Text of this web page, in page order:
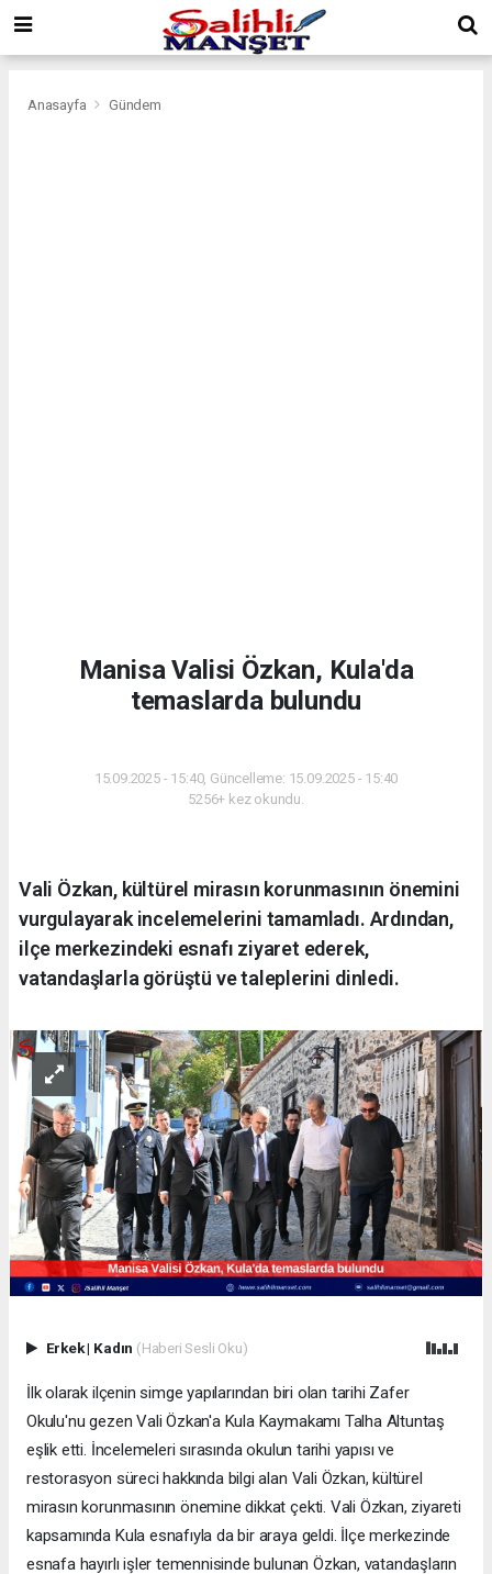
Anasayfa Gündem
Manisa Valisi Özkan, Kula'da
temaslarda bulundu
15.09.2025 - 15:40, Güncelleme: 15.09.2025 - 15:40
5256+ kez okundu.
Vali Özkan, kültürel mirasın korunmasının önemini
vurgulayarak incelemelerini tamamladı. Ardından,
ilçe merkezindeki esnafı ziyaret ederek,
vatandaşlarla görüştü ve taleplerini dinledi.
Erkek| Kadın (Haberi Sesli Oku)
İlk olarak ilçenin simge yapılarından biri olan tarihi Zafer
Okulu'nu gezen Vali Özkan'a Kula Kaymakamı Talha Altuntaş
eşlik etti. İncelemeleri sırasında okulun tarihi yapısı ve
restorasyon süreci hakkında bilgi alan Vali Özkan, kültürel
mirasın korunmasının önemine dikkat çekti. Vali Özkan, ziyareti
kapsamında Kula esnafıyla da bir araya geldi. İlçe merkezinde
esnafa hayırlı işler temennisinde bulunan Özkan, vatandaşların